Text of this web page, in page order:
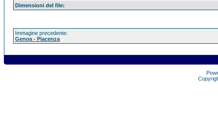
Dimensioni del file:
Immagine precedente:
Genoa - Piacenza